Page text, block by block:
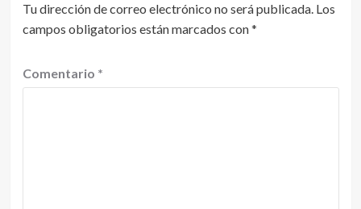
Tu dirección de correo electrónico no será publicada. Los
campos obligatorios están marcados con*
Comentario *